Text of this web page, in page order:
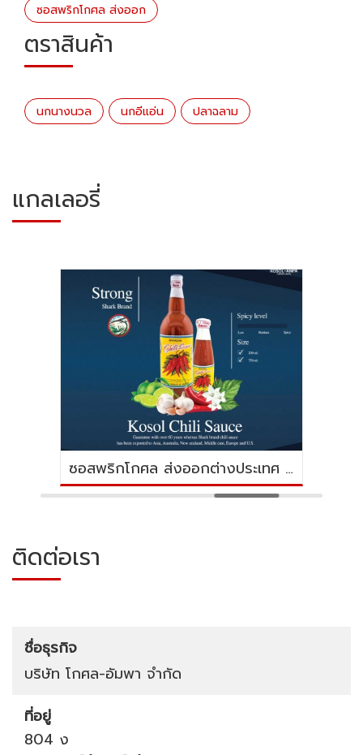
ซอสพริกโกศล ส่งออก
ตราสินค้า
นกนางนวล นกอีแอ่น ปลาฉลาม
แกลเลอรี่
ซอสพริกโกศล ส่งออกต่างประเทศ เผ็ดมากตราปลาฉลาม
ติดต่อเรา
ชื่อธุรกิจ
บริษัท โกศล-อัมพา จำกัด
ที่อยู่
804 ง